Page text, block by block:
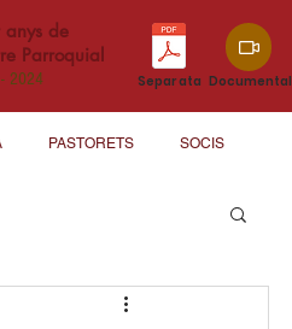
anys de
Parroquial
2024 Separata Documental
PASTORETS SOCIS